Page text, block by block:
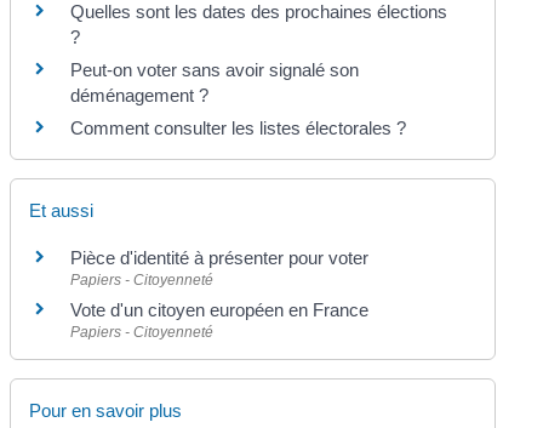
Quelles sont les dates des prochaines élections
?
Peut-on voter sans avoir signalé son
déménagement ?
Comment consulter les listes électorales ?
Et aussi
Pièce d'identité à présenter pour voter
Papiers - Citoyenneté
Vote d'un citoyen européen en France
Papiers - Citoyenneté
Pour en savoir plus